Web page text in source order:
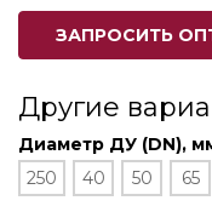
ЗАПРОСИТЬ
Другие
Диаметр ДУ (DN),
250
40 50 65